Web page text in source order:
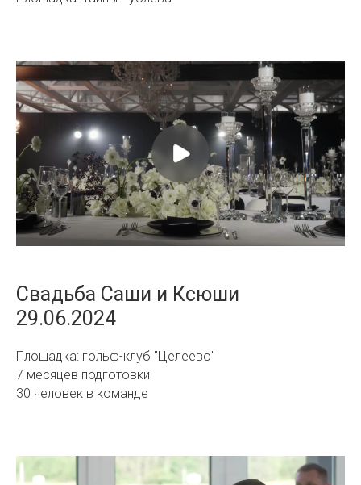
Свадьба Саши и Ксюши
29.06.2024
Площадка: гольф-клуб "Целеево"
7 месяцев подготовки
30 человек в команде
info@mironovawedding.ru
Оферта
Политика
конфиденциальности
Instagram — *проект Meta
Platforms Inc, деятельность
которой запрещена в РФ
ОГРНИП: 3215958000100012
ИНН: 590312359170
ИП Туринцева К.А.